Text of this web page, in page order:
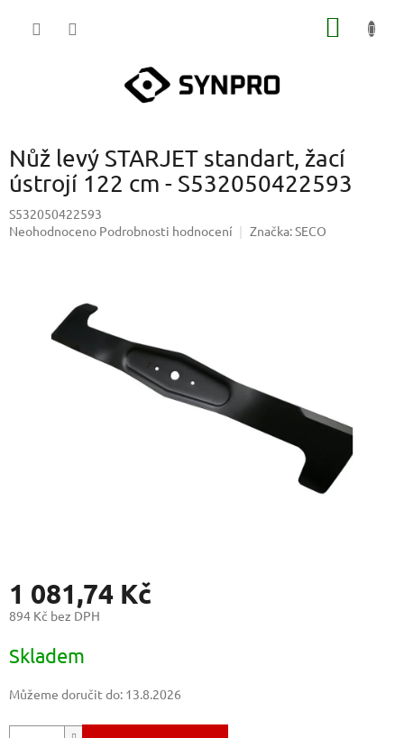
Nůž levý STARJET standart, žací
ústrojí 122 cm - S532050422593
S532050422593
Průměrné
hvězdiček.
Neohodnoceno Podrobnosti hodnocení Značka:SECO
1 081,74 Kč
894 Kč bez DPH
cena:
Skladem
Můžeme doručit do: 13.8.2026